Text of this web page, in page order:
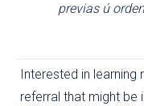
previas ú
Interested in
referral that might be